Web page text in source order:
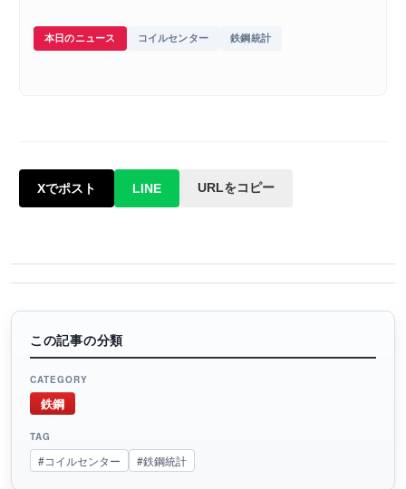
本日のニュース コイルセンター 鉄鋼統計
Xでポスト LINE URLをコピー
この記事の分類
CATEGORY
鉄鋼
TAG
#コイルセンター #鉄鋼統計